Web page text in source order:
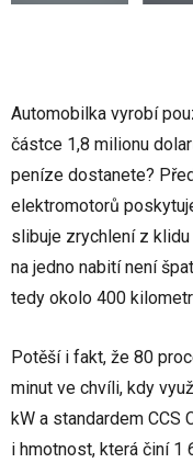
Automobilka vyrobí
částce 1,8 milionu
peníze dostanete?
elektromotorů
slibuje zrychlení z
na jedno nabití není
tedy okolo 400
Potěší i fakt, že 80
minut ve chvíli, kdy
kW a standardem CCS
i hmotnost, která činí 1